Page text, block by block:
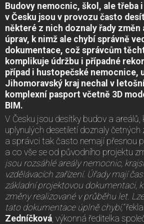
Budovy nemocnic, škol, ale třeba
v Česku jsou v provozu často
některé z nich doznaly řady změn
úprav, k nimž ale chybí správně
dokumentace, což správcům
komplikuje údržbu i případné
případ i hustopečské nemocnice,
Jihomoravský kraj nechal v
komplexní pasport včetně 3D
BIM.
V Česku jsou desítky budov a areálů,
uplynulých desetiletí doznaly četných
a správci tak často nemají přesnou
a co vše se od původního projektu
jsou rozsáhlé areály nemocnic,
vzdělávacích zařízení. Úřady mají
základní projektovou dokumentaci,
změny realizované v průběhu let.
tato dokumentace úplně chybí,“řekla
Zedníčková , výkonná ředitelka